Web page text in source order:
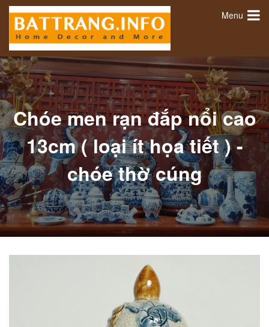
Menu
Chóe men rạn đắp nổi cao
13cm ( loại ít họa tiết ) -
chóe thờ cúng